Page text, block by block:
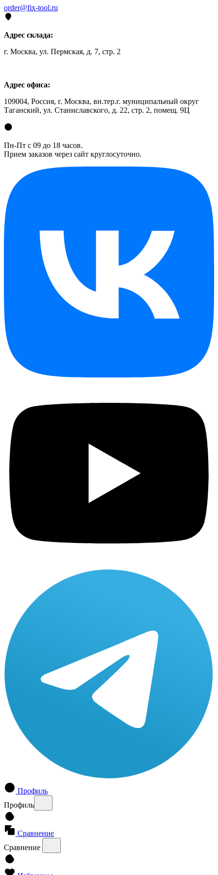
order@fix-tool.ru
Адрес склада:
г. Москва, ул. Пермская, д. 7, стр. 2
Адрес офиса:
109004, Россия, г. Москва, вн.тер.г. муниципальный округ
Таганский, ул. Станиславского, д. 22, стр. 2, помещ. 9Ц
Пн-Пт с 09 до 18 часов.
Прием заказов через сайт круглосуточно.
Профиль
Профиль
Сравнение
Сравнение